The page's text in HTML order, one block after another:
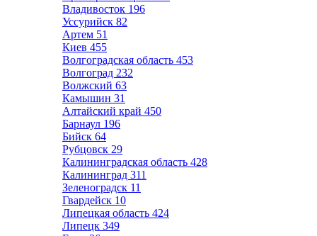
Владивосток 196
Уссурийск 82
Артем 51
Киев 455
Волгоградская область 453
Волгоград 232
Волжский 63
Камышин 31
Алтайский край 450
Барнаул 196
Бийск 64
Рубцовск 29
Калининградская область 428
Калининград 311
Зеленоградск 11
Гвардейск 10
Липецкая область 424
Липецк 349